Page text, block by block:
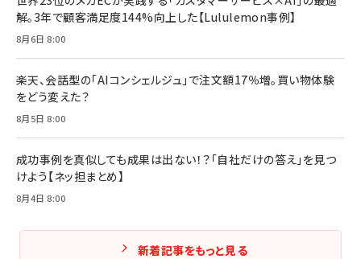
解。3年で顧客満足度144%向上した【Lululemon事例】
8月6日 8:00
楽天、会話型の「AIコンシェルジュ」で注文額17％増。買い物体験
をどう変えた？
8月5日 8:00
成功事例を真似しても成果は出ない！？「自社だけの答え」を見つ
けよう【ネッ担まとめ】
8月4日 8:00
新着記事をもっと見る